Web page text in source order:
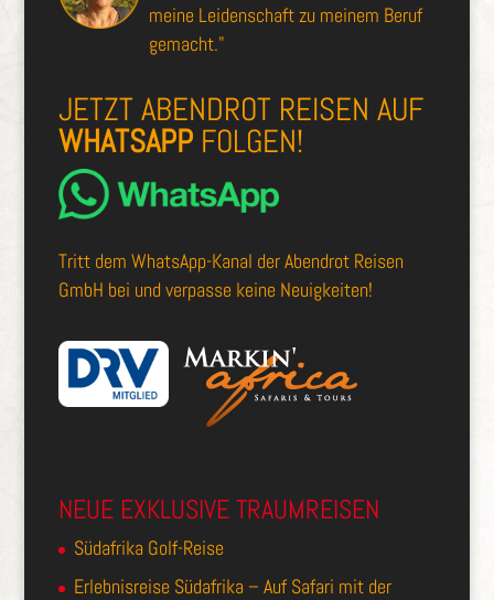
meine Leidenschaft zu meinem Beruf
gemacht."
JETZT ABENDROT REISEN AUF
WHATSAPPFOLGEN!
Tritt dem WhatsApp-Kanal der Abendrot Reisen
GmbH bei und verpasse keine Neuigkeiten!
NEUE EXKLUSIVE TRAUMREISEN
Südafrika Golf-Reise
Erlebnisreise Südafrika – Auf Safari mit der